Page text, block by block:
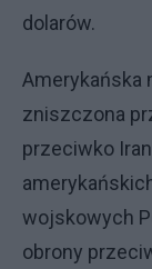
dolarów.
Amerykańska
zniszczona
przeciwko
wojskowych
obrony